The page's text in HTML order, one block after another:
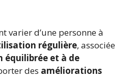
varier d’une personne à
régulière, associée
et à de
des améliorations